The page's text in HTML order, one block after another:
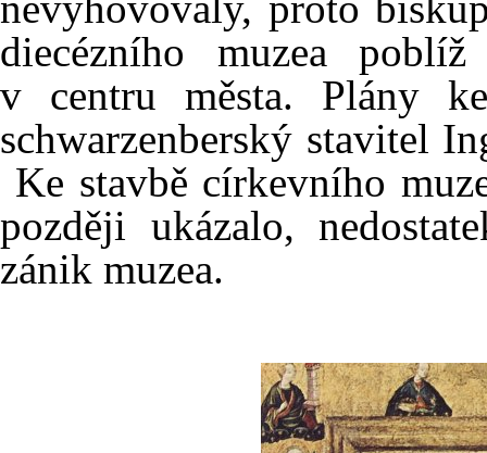
diecézního muzea
v centru města. Plány
schwarzenberský stavitel
Ke stavbě církevního
později ukázalo,
zánik muzea.